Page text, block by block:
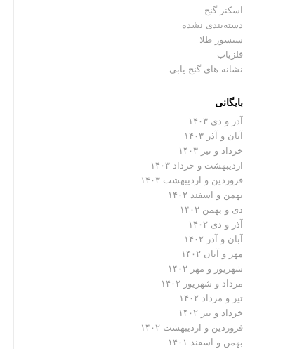
اسکنر گنج
دسته‌بندی نشده
سنسور طلا
فلزیاب
نشانه های گنج یابی
بایگانی
آذر و دی ۱۴۰۳
آبان و آذر ۱۴۰۳
خرداد و تیر ۱۴۰۳
اردیبهشت و خرداد ۱۴۰۳
فروردین و اردیبهشت ۱۴۰۳
بهمن و اسفند ۱۴۰۲
دی و بهمن ۱۴۰۲
آذر و دی ۱۴۰۲
آبان و آذر ۱۴۰۲
مهر و آبان ۱۴۰۲
شهریور و مهر ۱۴۰۲
مرداد و شهریور ۱۴۰۲
تیر و مرداد ۱۴۰۲
خرداد و تیر ۱۴۰۲
فروردین و اردیبهشت ۱۴۰۲
بهمن و اسفند ۱۴۰۱